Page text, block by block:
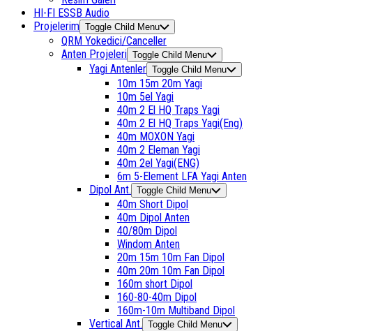
HI-FI ESSB Audio
Projelerim Toggle Child Menu
QRM Yokedici/Canceller
Anten Projeleri Toggle Child Menu
Yagi Antenler Toggle Child Menu
10m 15m 20m Yagi
10m 5el Yagi
40m 2 El HQ Traps Yagi
40m 2 El HQ Traps Yagi(Eng)
40m MOXON Yagi
40m 2 Eleman Yagi
40m 2el Yagi(ENG)
6m 5-Element LFA Yagi Anten
Dipol Ant. Toggle Child Menu
40m Short Dipol
40m Dipol Anten
40/80m Dipol
Windom Anten
20m 15m 10m Fan Dipol
40m 20m 10m Fan Dipol
160m short Dipol
160-80-40m Dipol
160m-10m Multiband Dipol
Vertical Ant. Toggle Child Menu